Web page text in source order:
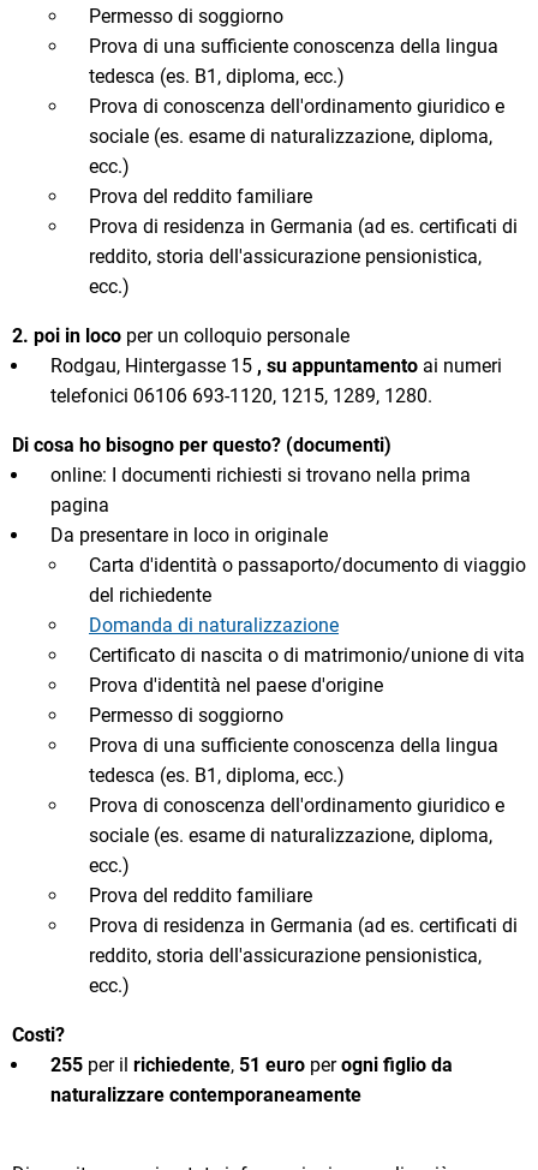
Permesso di soggiorno
Prova di una sufficiente conoscenza della lingua
tedesca (es. B1, diploma, ecc.)
Prova di conoscenza dell'ordinamento giuridico e
sociale (es. esame di naturalizzazione, diploma,
ecc.)
Prova del reddito familiare
Prova di residenza in Germania (ad es. certificati di
reddito, storia dell'assicurazione pensionistica,
ecc.)
2. poi in loco per un colloquio personale
Rodgau, Hintergasse 15 , su appuntamento ai numeri
telefonici 06106 693-1120, 1215, 1289, 1280.
Di cosa ho bisogno per questo? (documenti)
online: I documenti richiesti si trovano nella prima
pagina
Da presentare in loco in originale
Carta d'identità o passaporto/documento di viaggio
del richiedente
Domanda di naturalizzazione
Certificato di nascita o di matrimonio/unione di vita
Prova d'identità nel paese d'origine
Permesso di soggiorno
Prova di una sufficiente conoscenza della lingua
tedesca (es. B1, diploma, ecc.)
Prova di conoscenza dell'ordinamento giuridico e
sociale (es. esame di naturalizzazione, diploma,
ecc.)
Prova del reddito familiare
Prova di residenza in Germania (ad es. certificati di
reddito, storia dell'assicurazione pensionistica,
ecc.)
Costi?
255 per il richiedente, 51 euro perogni figlio da
naturalizzare contemporaneamente